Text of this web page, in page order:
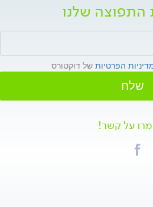
התפוצה שלנו
הפרטיות של דוקטורס
שלח
על קשר!